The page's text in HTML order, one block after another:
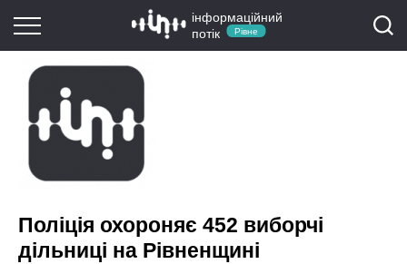
інформаційний
потік
Рівне
Поліція охороняє 452 виборчі
дільниці на Рівненщині